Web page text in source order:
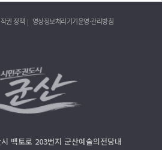
권 정책 영상정보처리기기운영·관리방침
백토로 203번지 군산예술의전당내